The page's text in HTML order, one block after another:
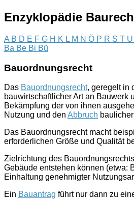
Enzyklopädie
A B D E F G H K L M N Ö P R S T U
Ba Be Bi Bü
Bauordnungsrecht
Das Bauordnungsrecht, geregelt in
bauwirtschaftlicher Art an Bauwerk
Bekämpfung der von ihnen
Nutzung und den Abbruch
Das Bauordnungsrecht macht
erforderlichen Größe und Qualität
Zielrichtung des
Gebäude entstehen können (etwa:
Einhaltung genehmigter
Ein Bauantrag führt nur dann zu